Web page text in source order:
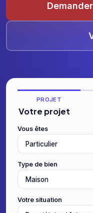
PROJET
Votre projet
Vous êtes
Type de bien
Votre situation